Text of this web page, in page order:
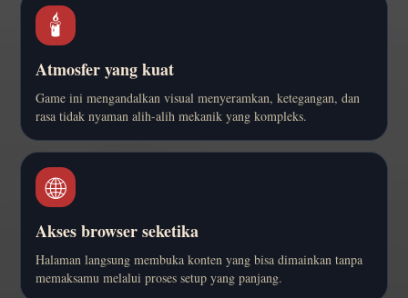
🕯️
Atmosfer yang kuat
Game ini mengandalkan visual menyeramkan, ketegangan, dan
rasa tidak nyaman alih-alih mekanik yang kompleks.
🌐
Akses browser seketika
Halaman langsung membuka konten yang bisa dimainkan tanpa
memaksamu melalui proses setup yang panjang.